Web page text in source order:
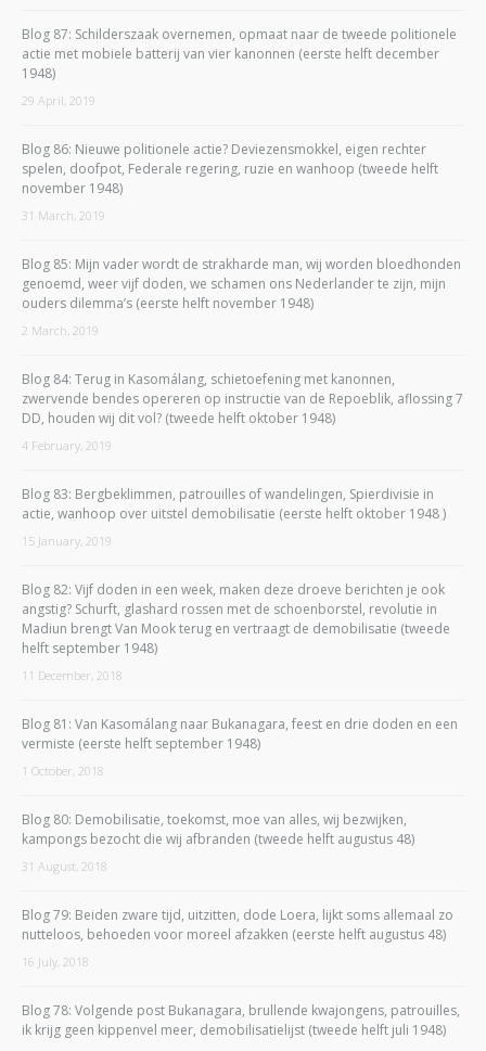
Blog 87: Schilderszaak overnemen, opmaat naar de tweede politionele
actie met mobiele batterij van vier kanonnen (eerste helft december
1948)
29 April, 2019
Blog 86: Nieuwe politionele actie? Deviezensmokkel, eigen rechter
spelen, doofpot, Federale regering, ruzie en wanhoop (tweede helft
november 1948)
31 March, 2019
Blog 85: Mijn vader wordt de strakharde man, wij worden bloedhonden
genoemd, weer vijf doden, we schamen ons Nederlander te zijn, mijn
ouders dilemma’s (eerste helft november 1948)
2 March, 2019
Blog 84: Terug in Kasomálang, schietoefening met kanonnen,
zwervende bendes opereren op instructie van de Repoeblik, aflossing 7
DD, houden wij dit vol? (tweede helft oktober 1948)
4 February, 2019
Blog 83: Bergbeklimmen, patrouilles of wandelingen, Spierdivisie in
actie, wanhoop over uitstel demobilisatie (eerste helft oktober 1948 )
15 January, 2019
Blog 82: Vijf doden in een week, maken deze droeve berichten je ook
angstig? Schurft, glashard rossen met de schoenborstel, revolutie in
Madiun brengt Van Mook terug en vertraagt de demobilisatie (tweede
helft september 1948)
11 December, 2018
Blog 81: Van Kasomálang naar Bukanagara, feest en drie doden en een
vermiste (eerste helft september 1948)
1 October, 2018
Blog 80: Demobilisatie, toekomst, moe van alles, wij bezwijken,
kampongs bezocht die wij afbranden (tweede helft augustus 48)
31 August, 2018
Blog 79: Beiden zware tijd, uitzitten, dode Loera, lijkt soms allemaal zo
nutteloos, behoeden voor moreel afzakken (eerste helft augustus 48)
16 July, 2018
Blog 78: Volgende post Bukanagara, brullende kwajongens, patrouilles,
ik krijg geen kippenvel meer, demobilisatielijst (tweede helft juli 1948)